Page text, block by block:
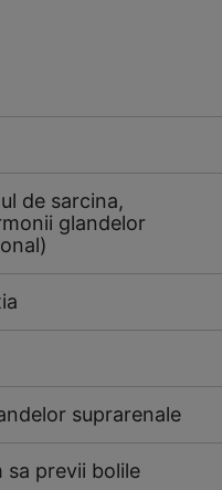
de sarcina,
glandelor
suprarenale
sa previi bolile